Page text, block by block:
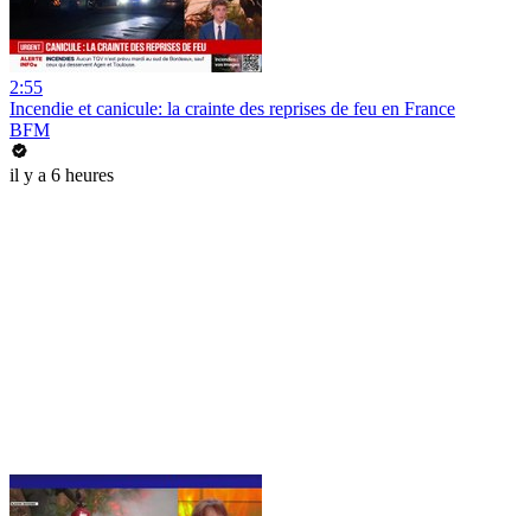
2:55
Incendie et canicule: la crainte des reprises de feu en France
BFM
il y a 6 heures